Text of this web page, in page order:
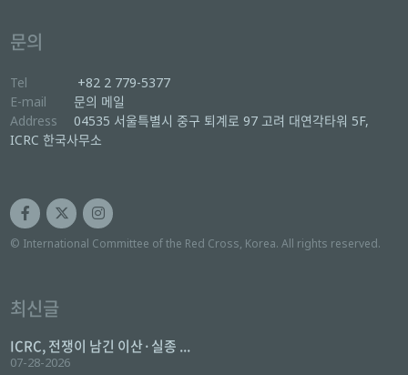
문의
Tel
+82 2 779-5377
E-mail
문의 메일
Address
04535 서울특별시 중구 퇴계로 97 고려 대연각타워 5F,
ICRC 한국사무소
© International Committee of the Red Cross, Korea. All rights reserved.
최신글
ICRC, 전쟁이 남긴 이산·실종 ...
07-28-2026